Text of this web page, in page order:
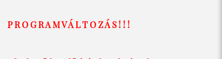
P R O G R A M V Á L T O Z Á S ! ! !